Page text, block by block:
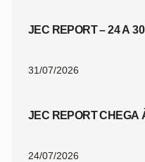
JEC REPORT – 24 A
31/07/2026
JEC REPORT CHEGA
24/07/2026